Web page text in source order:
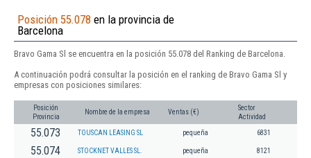
Posición 55.078 en la provincia de
Barcelona
Bravo Gama Sl se encuentra en la posición 55.078 del Ranking de Barcelona.
A continuación podrá consultar la posición en el ranking de Bravo Gama Sl y
empresas con posiciones similares:
Posición
Provincia
Nombre de la empresa Ventas (€)
Sector
Actividad
55.073 TOUSCAN LEASING SL pequeña 6831
55.074 STOCKNET VALLES SL. pequeña 8121